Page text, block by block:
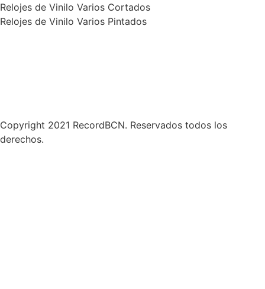
Relojes de Vinilo Varios Cortados
Relojes de Vinilo Varios Pintados
Copyright 2021 RecordBCN. Reservados todos los
derechos.